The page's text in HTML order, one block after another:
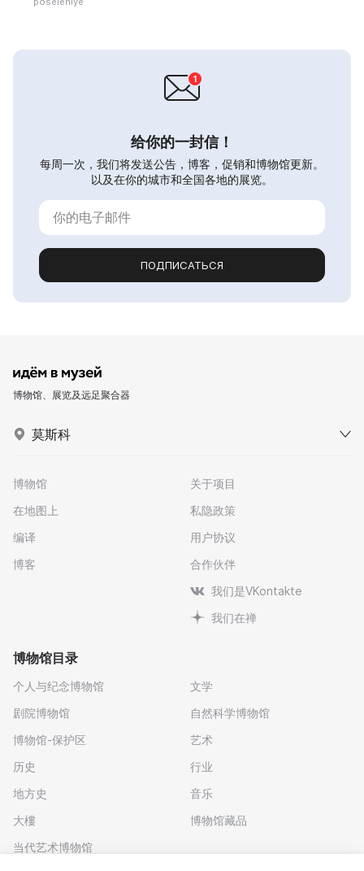
给你的一封信！
每周一次，我们将发送公告，博客，促销和博物馆更新。
以及在你的城市和全国各地的展览。
ПОДПИСАТЬСЯ
博物馆、展览及远足聚合器
莫斯科
博物馆
在地图上
编译
博客
关于项目
私隐政策
用户协议
合作伙伴
我们是VKontakte
我们在禅
博物馆目录
个人与纪念博物馆
剧院博物馆
博物馆-保护区
历史
地方史
大樓
当代艺术博物馆
文学
自然科学博物馆
艺术
行业
音乐
博物馆藏品